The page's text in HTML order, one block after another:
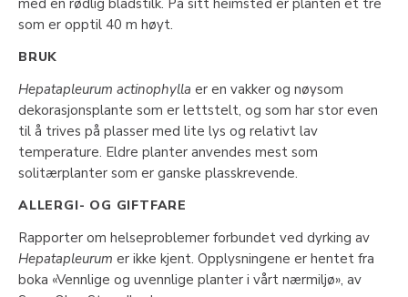
som er opptil 40 m høyt.
BRUK
Hepatapleurum actinophylla er en vakker og nøysom
dekorasjonsplante som er lettstelt, og som har stor even
til å trives på plasser med lite lys og relativt lav
temperature. Eldre planter anvendes mest som
solitærplanter som er ganske plasskrevende.
ALLERGI- OG GIFTFARE
Rapporter om helseproblemer forbundet ved dyrking av
Hepatapleurum er ikke kjent. Opplysningene er hentet fra
boka «Vennlige og uvennlige planter i vårt nærmiljø», av